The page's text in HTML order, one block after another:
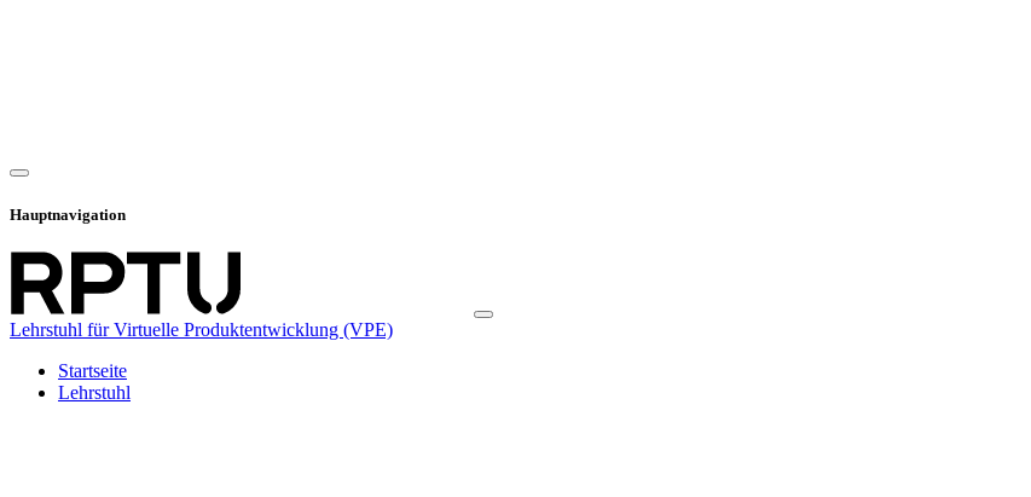
Hauptnavigation
Lehrstuhl für Virtuelle Produktentwicklung (VPE)
Startseite
Lehrstuhl